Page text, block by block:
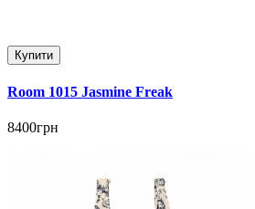
Купити
Room 1015 Jasmine Freak
8400грн